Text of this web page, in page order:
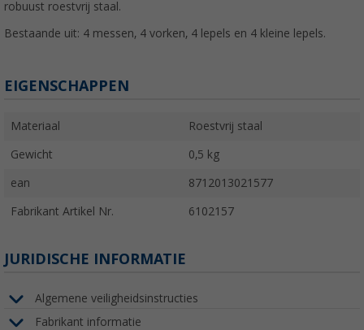
robuust roestvrij staal.
Bestaande uit: 4 messen, 4 vorken, 4 lepels en 4 kleine lepels.
EIGENSCHAPPEN
Materiaal Roestvrij staal
Gewicht 0,5 kg
ean 8712013021577
Fabrikant Artikel Nr. 6102157
JURIDISCHE INFORMATIE
Algemene veiligheidsinstructies
Fabrikant informatie